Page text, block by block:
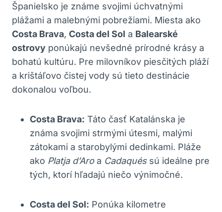
Španielsko je známe svojimi úchvatnými
plážami a malebnými pobrežiami. Miesta ako
Costa Brava, Costa del Sol a Balearské
ostrovy ponúkajú nevšedné prírodné krásy a
bohatú kultúru. Pre milovníkov piesčitých pláží
a krištáľovo čistej vody sú tieto destinácie
dokonalou voľbou.
Costa Brava: Táto časť Katalánska je
známa svojimi strmými útesmi, malými
zátokami a starobylými dedinkami. Pláže
ako Platja d’Aroa Cadaquéssú ideálne pre
tých, ktorí hľadajú niečo výnimočné.
Costa del Sol: Ponúka kilometre